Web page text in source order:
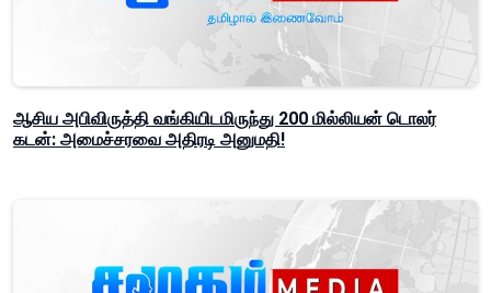
ஆசிய அபிவிருத்தி வங்கியிடமிருந்து 200 மில்லியன் டொலர்
கடன்: அமைச்சரவை அதிரடி அனுமதி!